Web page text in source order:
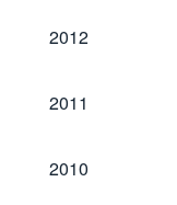
2012
2012
2011
2011
2010
2010